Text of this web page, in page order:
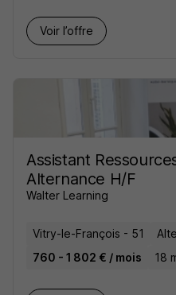
Voir l’offre
Assistant
Alternance H/F
Walter Learning
Vitry-le-François - 51
760 - 1 802 € / mois
18